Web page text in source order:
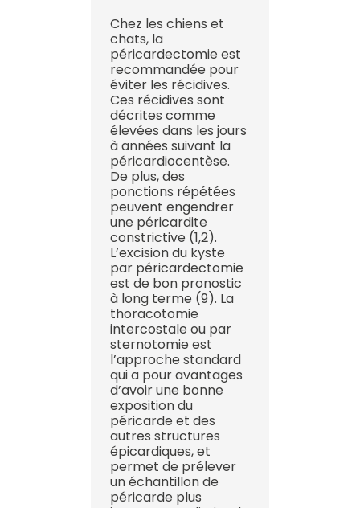
Chez les chiens et
chats, la
péricardectomie est
recommandée pour
éviter les récidives.
Ces récidives sont
décrites comme
élevées dans les jours
à années suivant la
péricardiocentèse.
De plus, des
ponctions répétées
peuvent engendrer
une péricardite
constrictive (1,2).
L’excision du kyste
par péricardectomie
est de bon pronostic
à long terme (9). La
thoracotomie
intercostale ou par
sternotomie est
l’approche standard
qui a pour avantages
d’avoir une bonne
exposition du
péricarde et des
autres structures
épicardiques, et
permet de prélever
un échantillon de
péricarde plus